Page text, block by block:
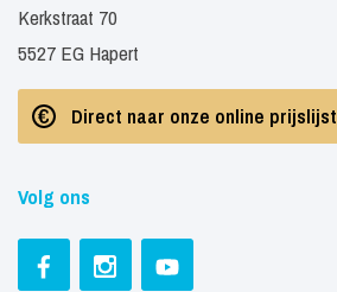
Kerkstraat 70
5527 EG Hapert
Direct naar onze online prijslijst
Volg ons